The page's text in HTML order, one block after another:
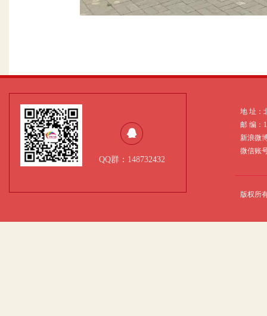
QQ群：148732432
地 址：
邮 编
新浪微
微信账
版权所